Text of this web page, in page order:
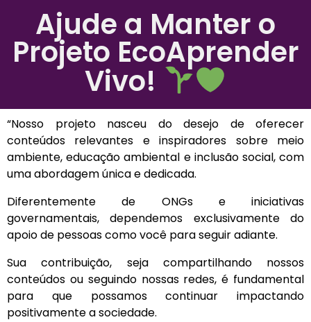
Ajude a Manter o
Projeto EcoAprender
Vivo!
“Nosso projeto nasceu do desejo de oferecer
conteúdos relevantes e inspiradores sobre meio
ambiente, educação ambiental e inclusão social, com
uma abordagem única e dedicada.
Diferentemente de ONGs e iniciativas
governamentais, dependemos exclusivamente do
apoio de pessoas como você para seguir adiante.
Sua contribuição, seja compartilhando nossos
conteúdos ou seguindo nossas redes, é fundamental
para que possamos continuar impactando
positivamente a sociedade.